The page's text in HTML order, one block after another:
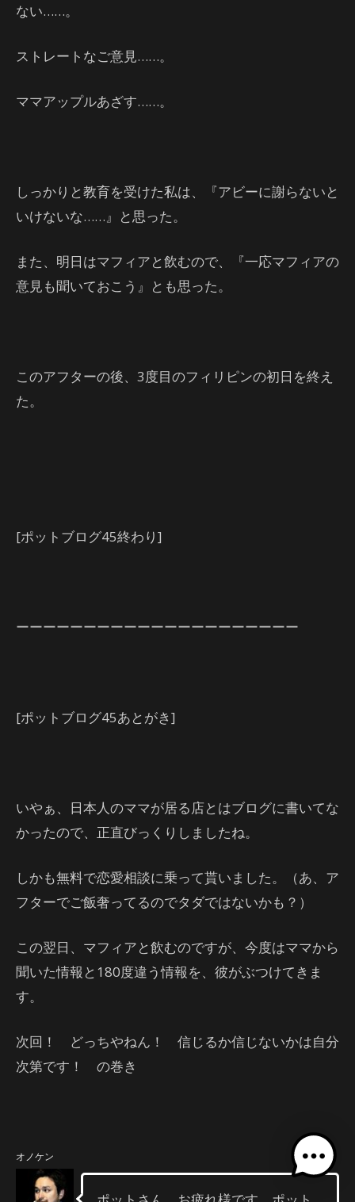
ない……。
ストレートなご意見……。
ママアップルあざす……。
しっかりと教育を受けた私は、『アビーに謝らないと
いけないな……』と思った。
また、明日はマフィアと飲むので、『一応マフィアの
意見も聞いておこう』とも思った。
このアフターの後、3度目のフィリピンの初日を終え
た。
[ポットブログ45終わり]
ーーーーーーーーーーーーーーーーーーーーー
[ポットブログ45あとがき]
いやぁ、日本人のママが居る店とはブログに書いてな
かったので、正直びっくりしましたね。
しかも無料で恋愛相談に乗って貰いました。（あ、ア
フターでご飯奢ってるのでタダではないかも？）
この翌日、マフィアと飲むのですが、今度はママから
聞いた情報と180度違う情報を、彼がぶつけてきま
す。
次回！ どっちやねん！ 信じるか信じないかは自分
次第です！ の巻き
オノケン